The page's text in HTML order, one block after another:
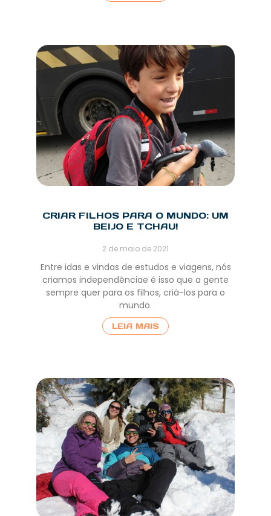
CRIAR FILHOS PARA O MUNDO: UM
BEIJO E TCHAU!
2 de maio de 2021
Entre idas e vindas de estudos e viagens, nós
criamos independênciae é isso que a gente
sempre quer para os filhos, criá-los para o
mundo.
LEIA MAIS